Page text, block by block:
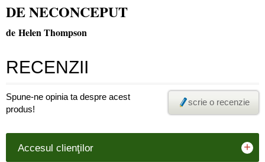
DE NECONCEPUT
de Helen Thompson
RECENZII
Spune-ne opinia ta despre acest
produs!
scrie o recenzie
Accesul clienţilor +